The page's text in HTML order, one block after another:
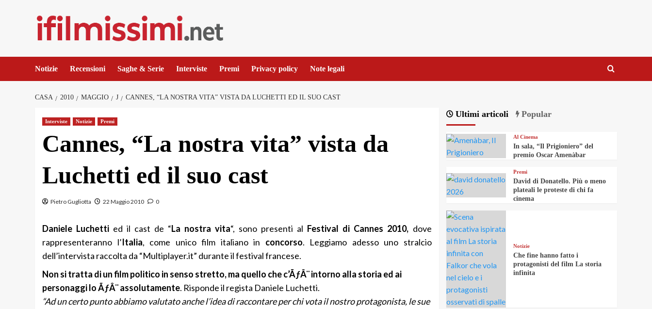
Notizie Recensioni Saghe & Serie Interviste Premi Privacy policy Note legali
CASA 2010 MAGGIO J CANNES, “LA NOSTRA VITA” VISTA DA LUCHETTI ED IL SUO CAST
Interviste Notizie Premi
Cannes, “La nostra vita” vista da
Luchetti ed il suo cast
Pietro Gugliotta 22 Maggio 2010 0
Daniele Luchetti ed il cast de “La nostra vita“, sono presenti al Festival di Cannes 2010, dove
rappresenteranno l’Italia, come unico film italiano in concorso. Leggiamo adesso uno stralcio
dell’intervista raccolta da “Multiplayer.it” durante il festival francese.
Non si tratta di un film politico in senso stretto, ma quello che c’ÃƒÂ¨ intorno alla storia ed ai
personaggi lo ÃƒÂ¨ assolutamente. Risponde il regista Daniele Luchetti.
“Ad un certo punto abbiamo valutato anche l’idea di raccontare per chi vota il nostro protagonista, le sue
Ultimi articoli Popular
Al Cinema
In sala, “Il Prigioniero” del
premio Oscar Amenàbar
Premi
David di Donatello. Più o meno
plateali le proteste di chi fa
cinema
Notizie
Che fine hanno fatto i
protagonisti del film La storia
infinita